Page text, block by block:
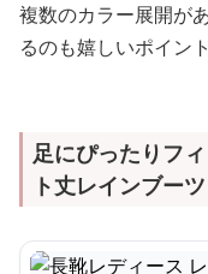
複数のカラー展開が
るのも嬉しいポイント
足にぴったりフ
ト丈レインブーツ